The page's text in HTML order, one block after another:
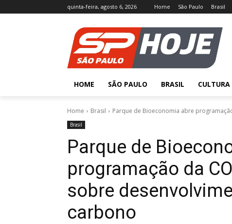
quinta-feira, agosto 6, 2026 Home São Paulo Brasil
HOME SÃO PAULO BRASIL CULTURA
Home Brasil Parque de Bioeconomia abre
Brasil
Parque de
programação da
sobre
carbono